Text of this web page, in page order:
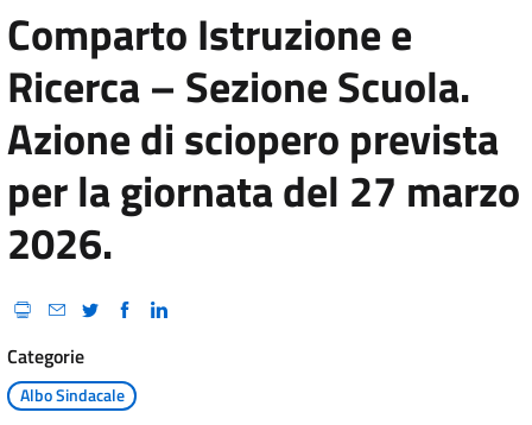
Comparto Istruzione e
Ricerca – Sezione Scuola.
Azione di sciopero prevista
per la giornata del 27 marzo
2026.
Categorie
Albo Sindacale